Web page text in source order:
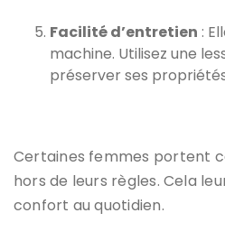
Facilité d’entretien :
machine. Utilisez une
préserver ses
Certaines femmes portent
hors de leurs règles. Cela
confort au quotidien.